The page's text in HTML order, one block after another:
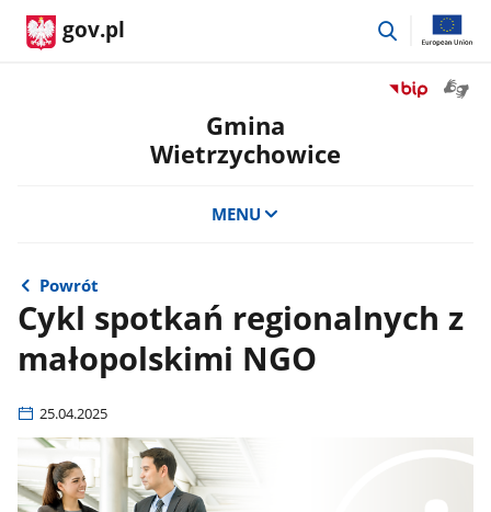
gov.pl
przejdź
Przejdź
Gmina
Wietrzychowice
MENU
Powrót
Cykl spotkań regionalnych z
małopolskimi NGO
25.04.2025